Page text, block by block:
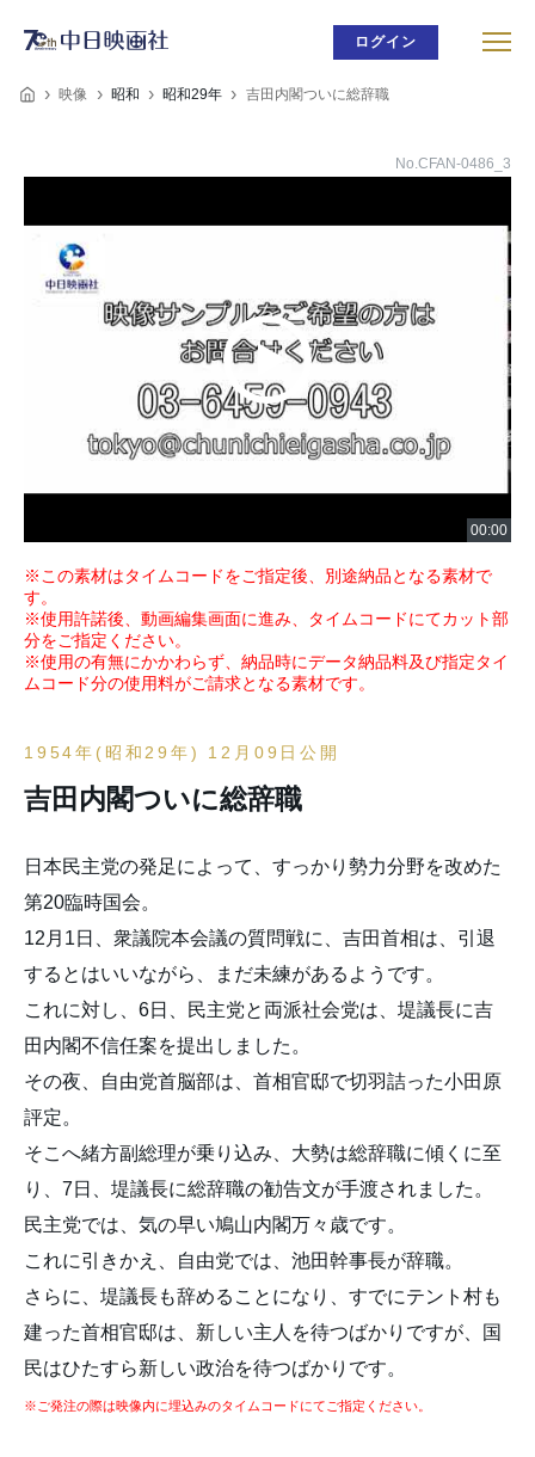
ログイン
映像 昭和 昭和29年 吉田内閣ついに総辞職
No.CFAN-0486_3
※この素材はタイムコードをご指定後、別途納品となる素材で
す。
※使用許諾後、動画編集画面に進み、タイムコードにてカット部
分をご指定ください。
※使用の有無にかかわらず、納品時にデータ納品料及び指定タイ
ムコード分の使用料がご請求となる素材です。
1954年(昭和29年) 12月09日公開
吉田内閣ついに総辞職
日本民主党の発足によって、すっかり勢力分野を改めた
第20臨時国会。
12月1日、衆議院本会議の質問戦に、吉田首相は、引退
するとはいいながら、まだ未練があるようです。
これに対し、6日、民主党と両派社会党は、堤議長に吉
田内閣不信任案を提出しました。
その夜、自由党首脳部は、首相官邸で切羽詰った小田原
評定。
そこへ緒方副総理が乗り込み、大勢は総辞職に傾くに至
り、7日、堤議長に総辞職の勧告文が手渡されました。
民主党では、気の早い鳩山内閣万々歳です。
これに引きかえ、自由党では、池田幹事長が辞職。
さらに、堤議長も辞めることになり、すでにテント村も
建った首相官邸は、新しい主人を待つばかりですが、国
民はひたすら新しい政治を待つばかりです。
※ご発注の際は映像内に埋込みのタイムコードにてご指定ください。